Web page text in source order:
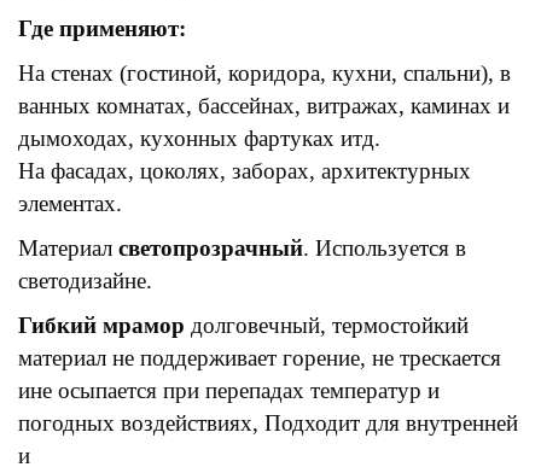
Где применяют:
На стенах (гостиной, коридора, кухни, спальни), в
ванных комнатах, бассейнах, витражах, каминах и
дымоходах, кухонных фартуках итд.
На фасадах, цоколях, заборах, архитектурных
элементах.
Материал светопрозрачный. Используется в
светодизайне.
Гибкий мрамор долговечный, термостойкий
материал не поддерживает горение, не трескается
ине осыпается при перепадах температур и
погодных воздействиях, Подходит для внутренней
и